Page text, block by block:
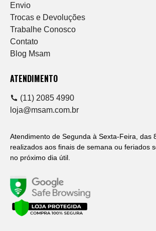
Envio
Trocas e Devoluções
Trabalhe Conosco
Contato
Blog Msam
ATENDIMENTO
(11) 2085 4990
loja@msam.com.br
Atendimento de Segunda à Sexta-Feira, das
realizados aos finais de semana ou feriados
no próximo dia útil.